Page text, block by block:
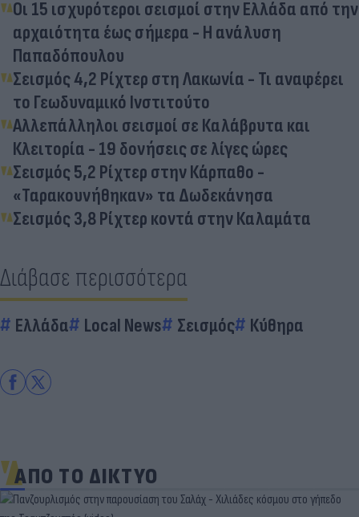
Οι 15 ισχυρότεροι σεισμοί στην Ελλάδα από την
αρχαιότητα έως σήμερα - Η ανάλυση
Παπαδόπουλου
Σεισμός 4,2 Ρίχτερ στη Λακωνία - Τι αναφέρει
το Γεωδυναμικό Ινστιτούτο
Αλλεπάλληλοι σεισμοί σε Καλάβρυτα και
Κλειτορία - 19 δονήσεις σε λίγες ώρες
Σεισμός 5,2 Ρίχτερ στην Κάρπαθο -
«Ταρακουνήθηκαν» τα Δωδεκάνησα
Σεισμός 3,8 Ρίχτερ κοντά στην Καλαμάτα
Διάβασε περισσότερα
Ελλάδα Local News Σεισμός Κύθηρα
ΑΠΟ ΤΟ ΔΙΚΤΥΟ